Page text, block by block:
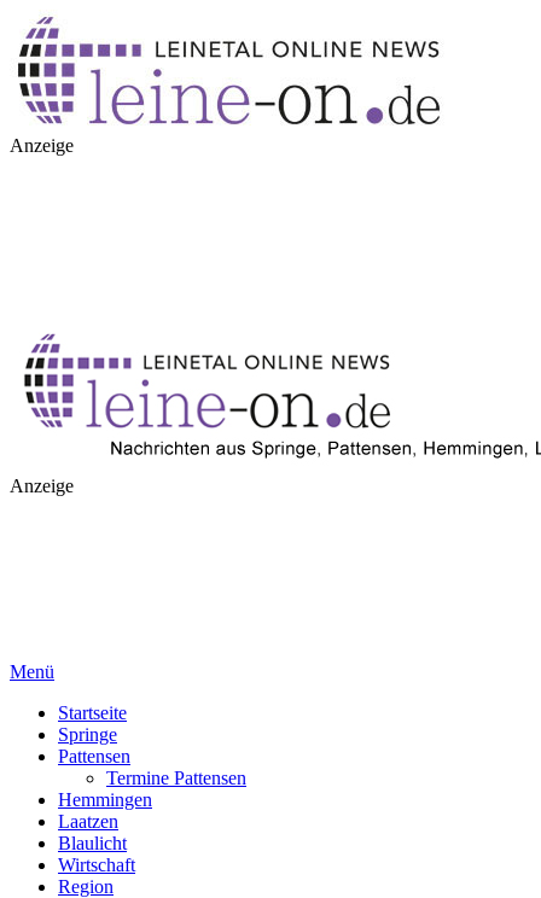
Anzeige
Anzeige
Menü
Startseite
Springe
Pattensen
Termine Pattensen
Hemmingen
Laatzen
Blaulicht
Wirtschaft
Region